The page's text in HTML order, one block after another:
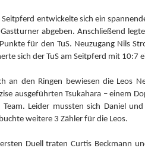
Seitpferd entwickelte sich ein
abgeben. Anschließend
für den TuS. Neuzugang Nils
sich der TuS am Seitpferd mit 10:7
an den Ringen bewiesen die Leos
ausgeführten Tsukahara – einem
Team. Leider mussten sich Daniel
weitere 3 Zähler für die Leos.
Duell traten Curtis Beckmann